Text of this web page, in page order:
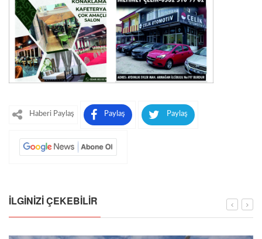
Haberi Paylaş Paylaş Paylaş
İLGINIZI ÇEKEBILIR